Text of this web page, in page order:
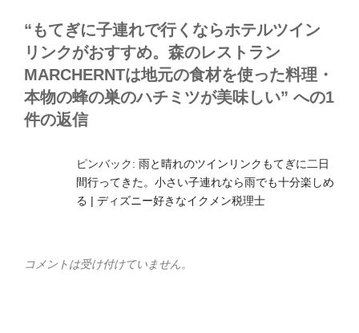
“もてぎに子連れで行くならホテルツイン
リンクがおすすめ。森のレストラン
MARCHERNTは地元の食材を使った料理・
本物の蜂の巣のハチミツが美味しい” への1
件の返信
ピンバック: 雨と晴れのツインリンクもてぎに二日
間行ってきた。小さい子連れなら雨でも十分楽しめ
る | ディズニー好きなイクメン税理士
コメントは受け付けていません。